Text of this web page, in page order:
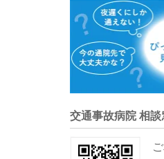
交通事故病院 相談